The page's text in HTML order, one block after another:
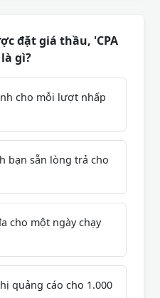
đặt giá thầu, 'CPA
gì?
cho mỗi lượt nhấp
bạn sẵn lòng trả cho
cho một ngày chạy
quảng cáo cho 1.000